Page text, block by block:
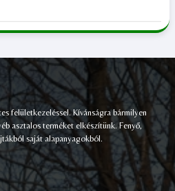
felületkezeléssel. Kívánságra bármilyen
asztalos terméket elkészítünk. Fenyő,
saját alapanyagokból.